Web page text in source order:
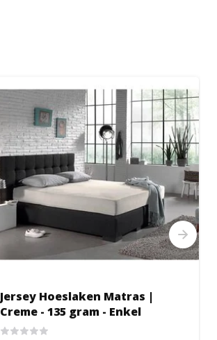
Jersey Hoeslaken Matras |
Creme - 135 gram - Enkel